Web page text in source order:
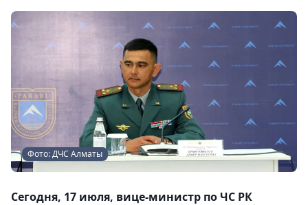
Фото: ДЧС Алматы
Сегодня, 17 июля, вице-министр по ЧС РК